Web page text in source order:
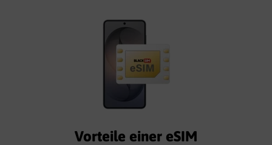
Vorteile einer eSIM